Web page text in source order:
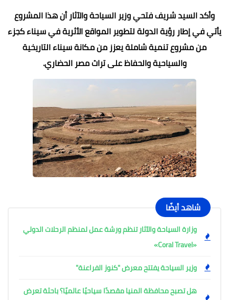
وأكد السيد شريف فتحي وزير السياحة والآثار أن هذا المشروع
يأتي في إطار رؤية الدولة لتطوير المواقع الأثرية في سيناء كجزء
من مشروع تنمية شاملة يعزز من مكانة سيناء التاريخية
والسياحية والحفاظ على تراث مصر الحضاري.
شاهد أيضًا
وزارة السياحة والآثار تنظم ورشة عمل لمنظم الرحلات الدولي
«Coral Travel»
وزير السياحة يفتتح معرض "كنوز الفراعنة"
هل تصبح محافظة المنيا مقصدًا سياحيًا عالميًا؟ باحثة تعرض